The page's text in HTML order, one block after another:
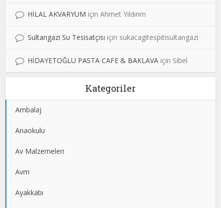
HİLAL AKVARYUM içinAhmet Yıldırım
Sultangazi Su Tesisatçısı için sukacagitespitisultangazi
HİDAYETOĞLU PASTA CAFE & BAKLAVA için Sibel
Kategoriler
Ambalaj
Anaokulu
Av Malzemeleri
Avm
Ayakkabı